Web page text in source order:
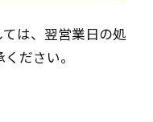
は、翌営業日の処
ださい。